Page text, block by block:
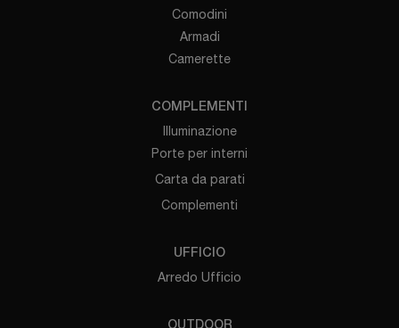
Comodini
Armadi
Camerette
COMPLEMENTI
Illuminazione
Porte per interni
Carta da parati
Complementi
UFFICIO
Arredo Ufficio